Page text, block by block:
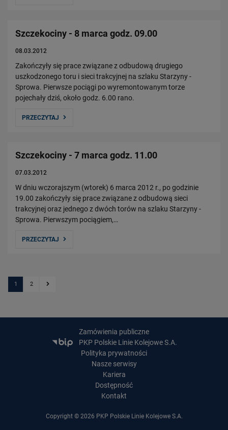
Szczekociny - 8 marca godz. 09.00
08.03.2012
Zakończyły się prace związane z odbudową drugiego
uszkodzonego toru i sieci trakcyjnej na szlaku Starzyny -
Sprowa. Pierwsze pociągi po wyremontowanym torze
pojechały dziś, około godz. 6.00 rano.
PRZECZYTAJ
Szczekociny - 7 marca godz. 11.00
07.03.2012
W dniu wczorajszym (wtorek) 6 marca 2012 r., po godzinie
19.00 zakończyły się prace związane z odbudową sieci
trakcyjnej oraz jednego z dwóch torów na szlaku Starzyny -
Sprowa. Pierwszym pociągiem,…
PRZECZYTAJ
1 2 Kolejna strona
Zamówienia publiczne
PKP Polskie Linie Kolejowe S.A.
Polityka prywatności
Nasze serwisy
Kariera
Dostępność
Kontakt
Copyright © 2026 PKP Polskie Linie Kolejowe S.A.